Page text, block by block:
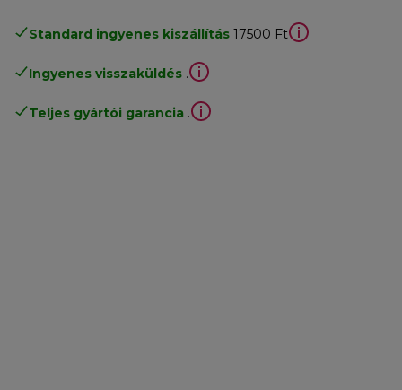
Standard ingyenes kiszállítás 17500 Ft
Ingyenes visszaküldés .
Teljes gyártói garancia .